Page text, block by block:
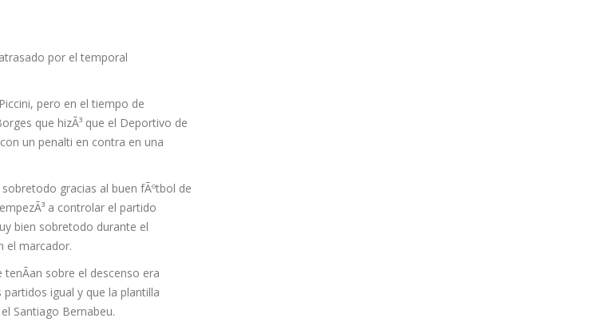
por el temporal
pero en el tiempo de
que hizÃ³ que el Deportivo de
un penalti en contra en una
gracias al buen fÃºtbol de
a controlar el partido
bien sobretodo durante el
el marcador.
tenÃ­an sobre el descenso era
igual y que la plantilla
Santiago Bernabeu.